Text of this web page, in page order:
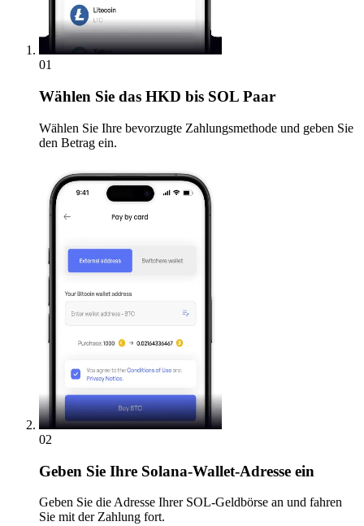
01
Wählen Sie das HKD bis SOL Paar
Wählen Sie Ihre bevorzugte Zahlungsmethode und geben Sie
den Betrag ein.
02
Geben Sie Ihre Solana-Wallet-Adresse ein
Geben Sie die Adresse Ihrer SOL-Geldbörse an und fahren
Sie mit der Zahlung fort.